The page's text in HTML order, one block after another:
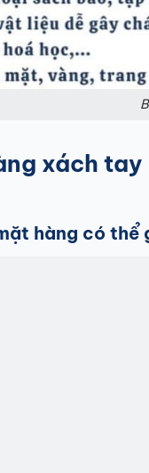
xách
hàng có thể